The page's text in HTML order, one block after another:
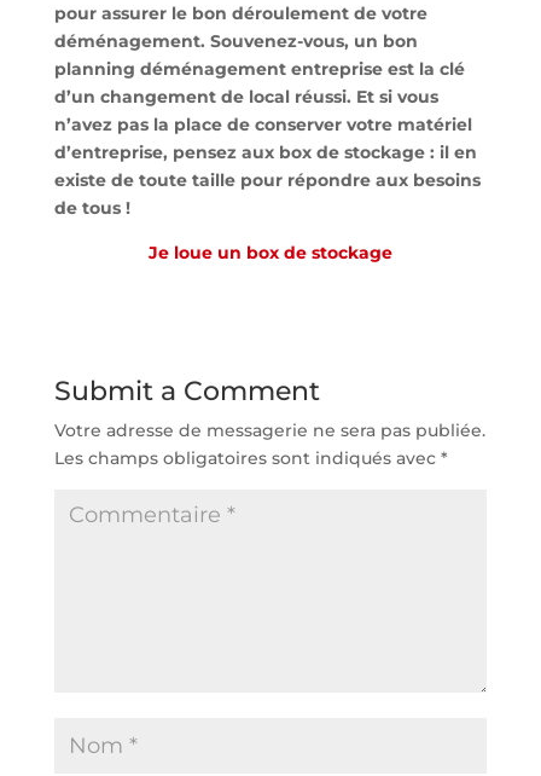
pour assurer le bon déroulement de votre
déménagement. Souvenez-vous, un bon
planning déménagement entreprise est la clé
d’un changement de local réussi. Et si vous
n’avez pas la place de conserver votre matériel
d’entreprise, pensez aux box de stockage : il en
existe de toute taille pour répondre aux besoins
de tous !
Je loue un box de stockage
Submit a Comment
Votre adresse de messagerie ne sera pas publiée.
Les champs obligatoires sont indiqués avec *